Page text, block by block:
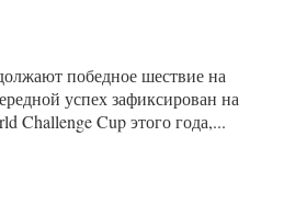
победное шествие на
успех зафиксирован на
Challenge Cup этого года,...